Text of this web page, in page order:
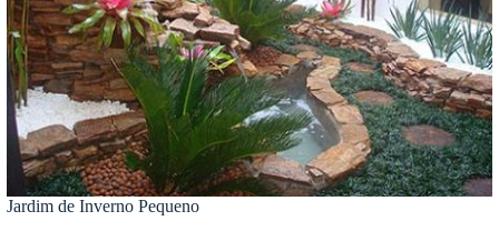
Jardim de Inverno Pequeno